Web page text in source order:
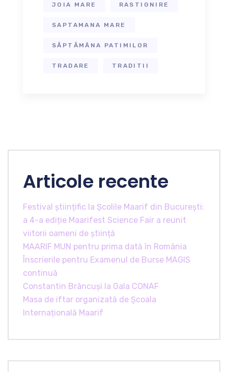
JOIA MARE RASTIGNIRE
SAPTAMANA MARE
SĂPTĂMÂNA PATIMILOR
TRADARE TRADITII
Articole recente
Festival științific la Școlile Maarif din București:
a 4-a ediție Maarifest Science Fair a reunit
viitorii oameni de știință
MAARIF MUN pentru prima dată în România
Înscrierile pentru Examenul de Burse MAGIS
continuă
Constantin Brâncuși la Gala CONAF
Masa de iftar organizată de Școala
Internațională Maarif